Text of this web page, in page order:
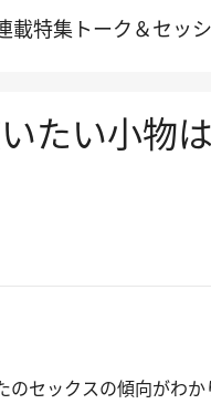
載特集 トーク＆セッ
たい小物
セックスの傾向がわか